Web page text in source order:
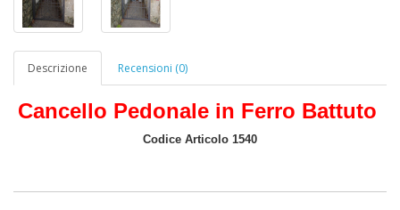
Descrizione Recensioni (0)
Cancello Pedonale in Ferro Battuto
Codice Articolo 1540